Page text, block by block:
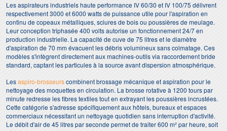
Les aspirateurs industriels haute performance IV 60/30 et IV 100/75 délivrent
respectivement 3000 et 6000 watts de puissance utile pour l'aspiration en
continu de copeaux métalliques, sciures de bois ou poussières de meulage.
Leur conception triphasée 400 volts autorise un fonctionnement 24/7 en
production industrielle. La capacité de cuve de 75 litres et le diamètre
d'aspiration de 70 mm évacuent les débris volumineux sans colmatage. Ces
modèles s'intègrent directement aux machines-outils via raccordement bride
standard, captant les particules à la source avant dispersion atmosphérique.
Lesaspiro-brosseurscombinent brossage mécanique et aspiration pour le
nettoyage des moquettes en circulation. La brosse rotative à 1200 tours par
minute redresse les fibres textiles tout en extrayant les poussières incrustées.
Cette catégorie s'adresse spécifiquement aux hôtels, bureaux et espaces
commerciaux nécessitant un nettoyage quotidien sans interruption d'activité.
Le débit d'air de 45 litres par seconde permet de traiter 600 m² par heure, soit